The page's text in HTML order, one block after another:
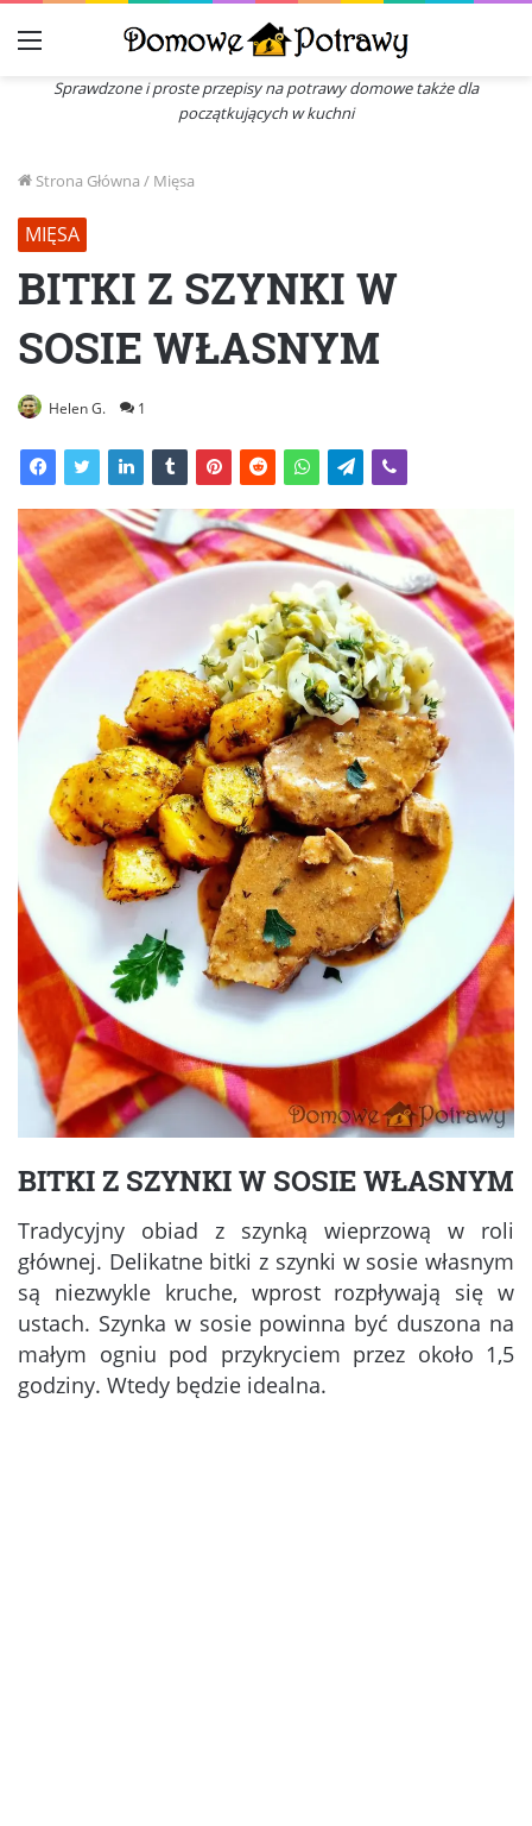
Menu
Sprawdzone i proste przepisy na potrawy domowe także dla
początkujących w kuchni
Strona Główna / Mięsa
MIĘSA
BITKI Z SZYNKI W
SOSIE WŁASNYM
Helen G. 1
BITKI Z SZYNKI W SOSIE WŁASNYM
Tradycyjny obiad z szynką wieprzową w roli
głównej. Delikatne bitki z szynki w sosie własnym
są niezwykle kruche, wprost rozpływają się w
ustach. Szynka w sosie powinna być duszona na
małym ogniu pod przykryciem przez około 1,5
godziny. Wtedy będzie idealna.